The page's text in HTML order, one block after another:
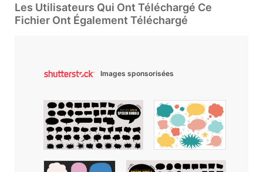
Les Utilisateurs Qui Ont Téléchargé Ce
Fichier Ont Également Téléchargé
Images sponsorisées